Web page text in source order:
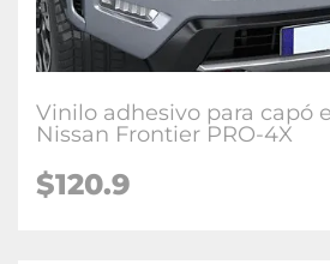
Vinilo adhesivo para capó
Nissan Frontier PRO-4X
$120.9